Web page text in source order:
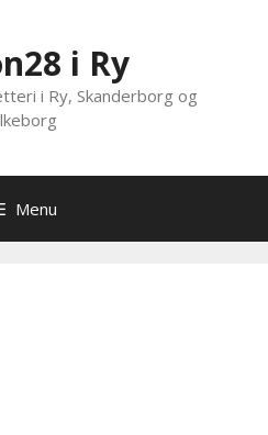
i Ry
i Ry, Skanderborg og
Menu